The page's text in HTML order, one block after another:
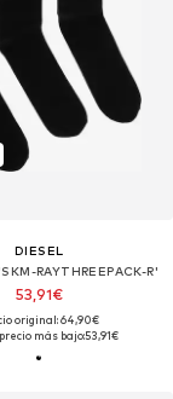
DIESEL
RAYTHREEPACK-R'
53,91€
original: 64,90€
más bajo:53,91€